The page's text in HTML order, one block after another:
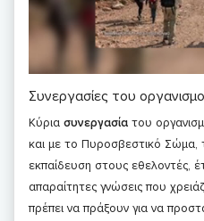
Συνεργασίες του
Κύρια συνεργασία του
και με το Πυροσβεστικό Σώμα,
εκπαίδευση στους εθελοντές,
απαραίτητες γνώσεις που
πρέπει να πράξουν για να